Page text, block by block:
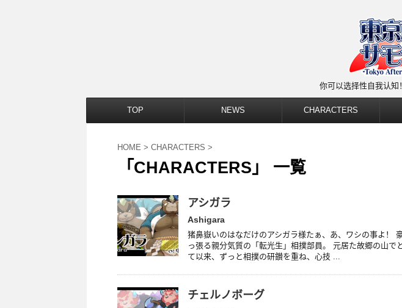
你可以选择性自我认
TOP NEWS CHARACTERS
HOME > CHARACTERS >
「CHARACTERS」 一覧
アシガラ
Ashigara
猪鼻嶽いのはなだけのアシガラ様たぁ、あ、ワシの事よ！
っ張る親分気質の「転光生」相撲部員。 元居た故郷の山で
て以来、ずっと相撲の研鑚を重ね、心技 ...
チェルノボーグ